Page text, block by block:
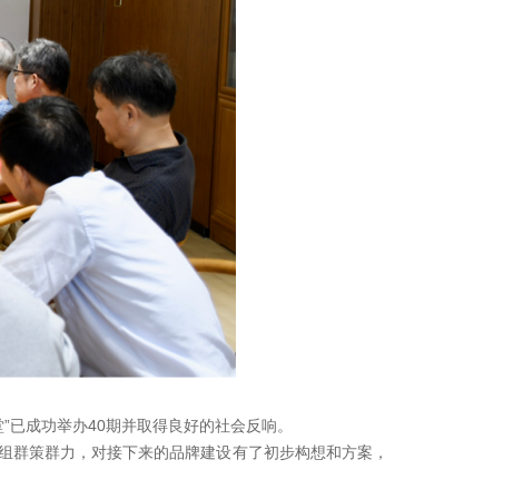
成功举办40期并取得良好的社会反响。
策群力，对接下来的品牌建设有了初步构想和方案，